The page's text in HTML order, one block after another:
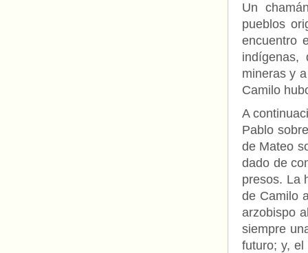
Un
pueblos
encuentro
indígenas,
mineras y
Camilo
A
Pablo
de Mateo
dado de
presos. La
de Camilo
arzobispo
siempre
futuro; y,